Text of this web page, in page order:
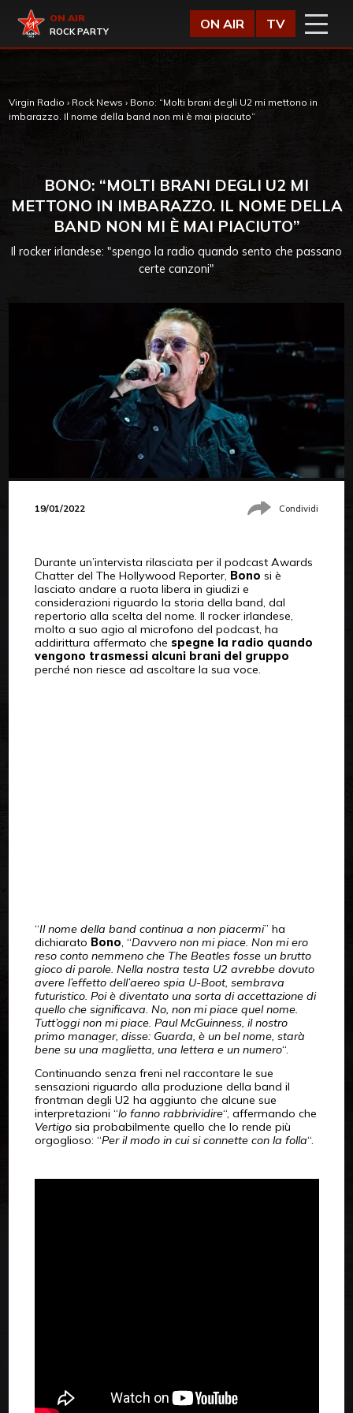
Virgin Radio
ON AIR
ROCK PARTY
ON AIR TV
Virgin Radio › Rock News › Bono: “Molti brani degli U2 mi mettono in
imbarazzo. Il nome della band non mi è mai piaciuto”
BONO: “MOLTI BRANI DEGLI U2 MI
METTONO IN IMBARAZZO. IL NOME DELLA
BAND NON MI È MAI PIACIUTO”
Il rocker irlandese: "spengo la radio quando sento che passano
certe canzoni"
19/01/2022 Condividi
Durante un’intervista rilasciata per il podcast Awards
Chatter del The Hollywood Reporter, Bono si è
lasciato andare a ruota libera in giudizi e
considerazioni riguardo la storia della band, dal
repertorio alla scelta del nome. Il rocker irlandese,
molto a suo agio al microfono del podcast, ha
addirittura affermato che spegne la radio quando
vengono trasmessi alcuni brani del gruppo
perché non riesce ad ascoltare la sua voce.
“Il nome della band continua a non piacermi” ha
dichiarato Bono, “Davvero non mi piace. Non mi ero
reso conto nemmeno che The Beatles fosse un brutto
gioco di parole. Nella nostra testa U2 avrebbe dovuto
avere l’effetto dell’aereo spia U-Boot, sembrava
futuristico. Poi è diventato una sorta di accettazione di
quello che significava. No, non mi piace quel nome.
Tutt’oggi non mi piace. Paul McGuinness, il nostro
primo manager, disse: Guarda, è un bel nome, starà
bene su una maglietta, una lettera e un numero“.
Continuando senza freni nel raccontare le sue
sensazioni riguardo alla produzione della band il
frontman degli U2 ha aggiunto che alcune sue
interpretazioni “lo fanno rabbrividire“, affermando che
Vertigosia probabilmente quello che lo rende più
orgoglioso: “Per il modo in cui si connette con la folla“.